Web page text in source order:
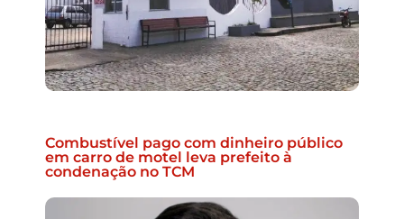
Combustível pago com dinheiro público
em carro de motel leva prefeito à
condenação no TCM